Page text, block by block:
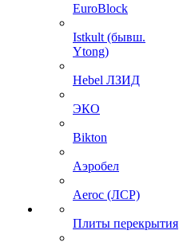
EuroBlock
Istkult (бывш.
Ytong)
Hebel ЛЗИД
ЭКО
Bikton
Аэробел
Aeroc (ЛСР)
Плиты перекрытия